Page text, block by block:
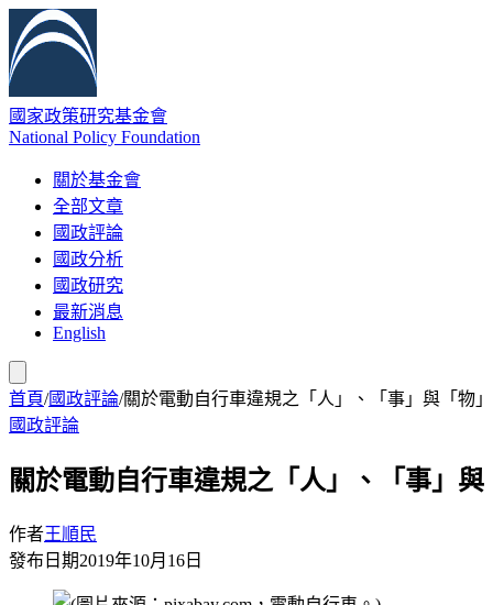
國家政策研究基金會
National Policy Foundation
關於基金會
全部文章
國政評論
國政分析
國政研究
最新消息
English
首頁/國政評論/關於電動自行車違規之「人」、「事」與「物
國政評論
關於電動自行車違規之「人」、「事」
作者王順民
發布日期2019年10月16日